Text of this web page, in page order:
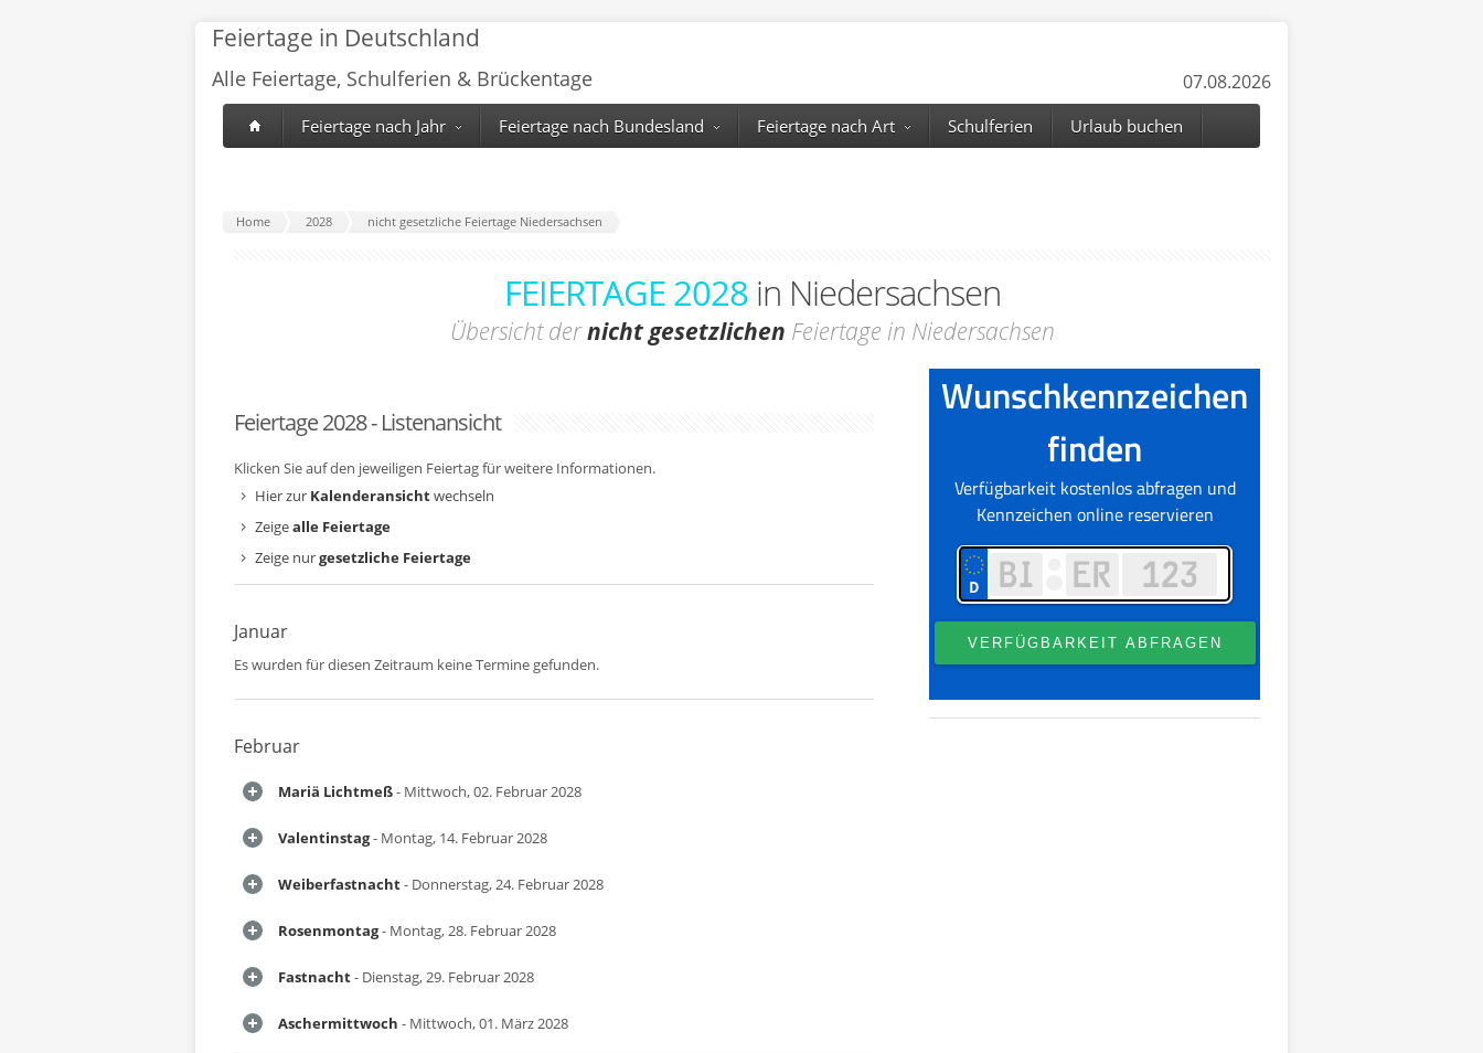
Feiertage in Deutschland
Alle Feiertage, Schulferien & Brückentage 07.08.2026
Feiertage nach Jahr Feiertage nach Bundesland Feiertage nach Art Schulferien Urlaub buchen
Home 2028 nicht gesetzliche Feiertage Niedersachsen
FEIERTAGE 2028 in Niedersachsen
Übersicht dernicht gesetzlichen Feiertage in Niedersachsen
Feiertage 2028 - Listenansicht
Klicken Sie auf den jeweiligen Feiertag für weitere Informationen.
Hier zur Kalenderansichtwechseln
Zeigealle Feiertage
Zeige nurgesetzliche Feiertage
Januar
Es wurden für diesen Zeitraum keine Termine gefunden.
Februar
Mariä Lichtmeß- Mittwoch, 02. Februar 2028
Valentinstag- Montag, 14. Februar 2028
Weiberfastnacht- Donnerstag, 24. Februar 2028
Rosenmontag- Montag, 28. Februar 2028
Fastnacht- Dienstag, 29. Februar 2028
Aschermittwoch - Mittwoch, 01. März 2028